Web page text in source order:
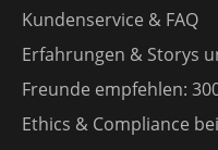
Kundenservice & FAQ
Erfahrungen & Storys
Freunde empfehlen:
Ethics & Compliance